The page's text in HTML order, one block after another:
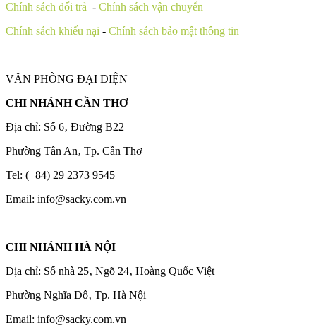
Chính sách đổi trả - Chính sách vận chuyển
Chính sách khiếu nại - Chính sách bảo mật thông tin
VĂN PHÒNG ĐẠI DIỆN
CHI NHÁNH CẦN THƠ
Địa chỉ: Số 6‚ Đường B22
Phường Tân An‚ Tp. Cần Thơ
Tel: (+84) 29 2373 9545
Email: info@sacky.com.vn
CHI NHÁNH HÀ NỘI
Địa chỉ: Số nhà 25‚ Ngõ 24‚ Hoàng Quốc Việt
Phường Nghĩa Đô‚ Tp. Hà Nội
Email: info@sacky.com.vn